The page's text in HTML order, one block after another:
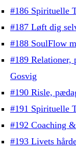
#186 Spirituelle
#187 Løft dig
#188 SoulFlow
#189 Relationer,
Gosvig
#190 Risle,
#191 Spirituelle
#192 Coaching
#193 Livets